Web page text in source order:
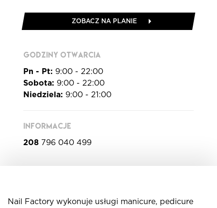
ZOBACZ NA PLANIE
GODZINY OTWARCIA
Pn - Pt: 9:00 - 22:00
Sobota: 9:00 - 22:00
Niedziela: 9:00 - 21:00
INFORMACJE
208 796 040 499
Nail Factory wykonuje usługi manicure, pedicure